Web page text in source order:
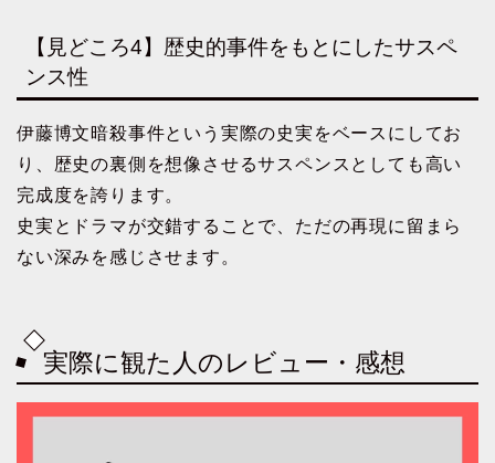
【見どころ4】歴史的事件をもとにしたサスペ
ンス性
伊藤博文暗殺事件という実際の史実をベースにしてお
り、歴史の裏側を想像させるサスペンスとしても高い
完成度を誇ります。
史実とドラマが交錯することで、ただの再現に留まら
ない深みを感じさせます。
実際に観た人のレビュー・感想